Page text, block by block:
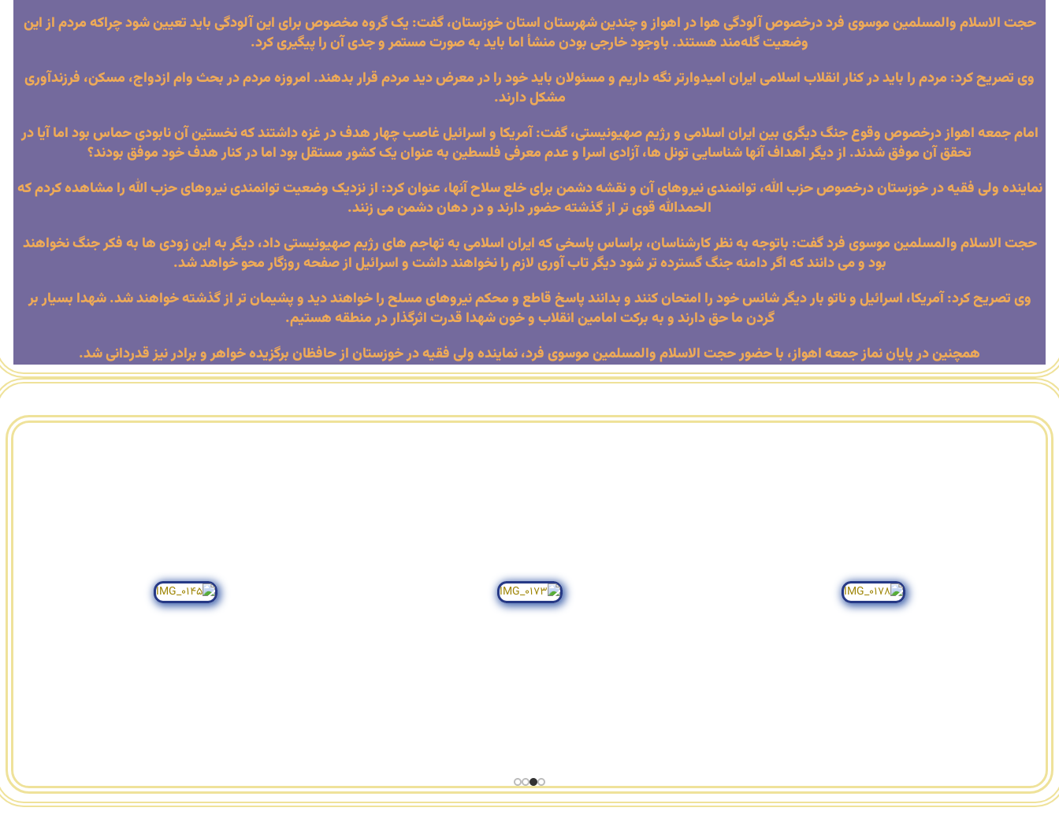
حجت الاسلام والمسلمین موسوی فرد درخصوص آلودگی هوا در اهواز و چندین شهرستان استان خوزستان، گفت: یک گروه مخصوص برای این آلودگی باید تعیین شود چراکه مردم از این
وضعیت گله‌مند هستند. باوجود خارجی بودن منشأ اما باید به صورت مستمر و جدی آن را پیگیری کرد.
وی تصریح کرد: مردم را باید در کنار انقلاب اسلامی ایران امیدوارتر نگه‌ داریم و مسئولان باید خود را در معرض دید مردم قرار بدهند. امروزه مردم در بحث وام ازدواج، مسکن، فرزندآوری
مشکل دارند.
امام جمعه اهواز درخصوص وقوع جنگ دیگری بین ایران اسلامی و رژیم صهیونیستی، گفت: آمریکا و اسرائیل غاصب چهار هدف در غزه داشتند که نخستین آن نابودی حماس بود اما آیا در
تحقق آن موفق شدند. از دیگر اهداف آنها شناسایی تونل ها، آزادی اسرا و عدم معرفی فلسطین به عنوان یک کشور مستقل بود اما در کنار هدف خود موفق بودند؟
نماینده ولی فقیه در خوزستان درخصوص حزب الله، توانمندی نیروهای آن و نقشه دشمن برای خلع سلاح آنها، عنوان کرد: از نزدیک وضعیت توانمندی نیروهای حزب الله را مشاهده کردم که
الحمدالله قوی تر از گذشته حضور دارند و در دهان دشمن می زنند.
حجت الاسلام والمسلمین موسوی فرد گفت: باتوجه به نظر کارشناسان، براساس پاسخی که ایران اسلامی به تهاجم های رژیم صهیونیستی داد، دیگر به این زودی ها به فکر جنگ نخواهند
بود و می دانند که اگر دامنه جنگ گسترده تر شود دیگر تاب آوری لازم را نخواهند داشت و اسرائیل از صفحه روزگار محو خواهد شد.
وی تصریح کرد: آمریکا، اسرائیل و ناتو بار دیگر شانس خود را امتحان کنند و بدانند پاسخ قاطع و محکم نیروهای مسلح را خواهند دید و پشیمان تر از گذشته خواهند شد. شهدا بسیار بر
گردن ما حق دارند و به برکت امامین انقلاب و خون شهدا قدرت اثرگذار در منطقه هستیم.
همچنین در پایان نماز جمعه اهواز، با حضور حجت الاسلام والمسلمین موسوی فرد، نماینده ولی فقیه در خوزستان از حافظان برگزیده خواهر و برادر نیز قدردانی شد.